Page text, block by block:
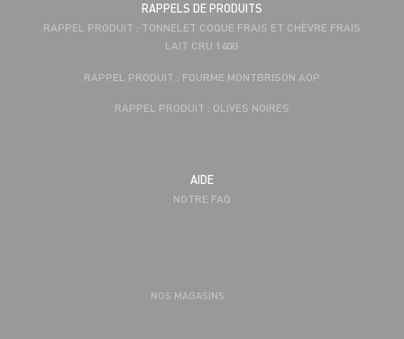
RAPPELS DE PRODUITS
RAPPEL PRODUIT : TONNELET COQUE FRAIS ET CHÈVRE FRAIS
LAIT CRU 140G
RAPPEL PRODUIT : FOURME MONTBRISON AOP
RAPPEL PRODUIT : OLIVES NOIRES
AIDE
NOTRE FAQ
NOS MAGASINS